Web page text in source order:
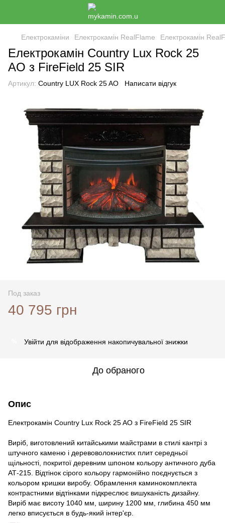
Електрокаміни Електрокамін RealFlame Електрокамін
Електрокамін Country Lux Rock 25
AO з FireField 25 SIR
Артикул: Country LUX Rock 25 AO Написати відгук
Под заказ
40 795 грн
Увійти для відображення накопичувальної знижки
До обраного
Опис
Електрокамін Country Lux Rock 25 AO з FireField 25 SIR
Виріб, виготовлений китайськими майстрами в стилі кантрі з
штучного каменю і деревоволокнистих плит середньої
щільності, покритої деревним шпоном кольору античного дуба
АТ-215. Відтінок сірого кольору гармонійно поєднується з
кольором кришки виробу. Обрамлення каминокомплекта
контрастними відтінками підкреслює вишуканість дизайну.
Виріб має висоту 1040 мм, ширину 1200 мм, глибина 450 мм
легко вписується в будь-який інтер'єр.